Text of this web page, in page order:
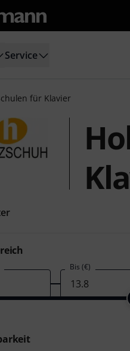
Service
für Klavier
Bis (€)